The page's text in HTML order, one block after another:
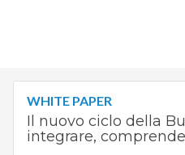
WHITE PAPER
Il nuovo ciclo della
integrare,